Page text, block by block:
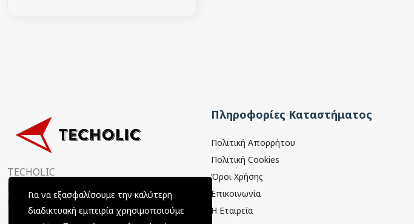
TECHOLIC
Παραμυθιάς 4, 15354
Γλυκά Νερά, Αττική, Ελλάδα
Πληροφορίες Καταστήματος
Πολιτική Απορρήτου
Πολιτική Cookies
Όροι Χρήσης
Επικοινωνία
Η Εταιρεία
Για να εξασφαλίσουμε την καλύτερη
διαδικτυακή εμπειρία χρησιμοποιούμε